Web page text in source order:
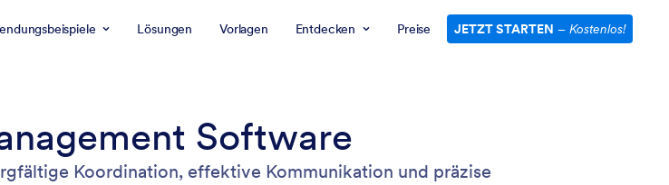
Lösungen Vorlagen Entdecken Preise JETZT STARTEN – Kostenlos!
Software
Koordination, effektive Kommunikation und präzise